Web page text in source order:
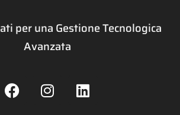
per una Gestione Tecnologica
Avanzata